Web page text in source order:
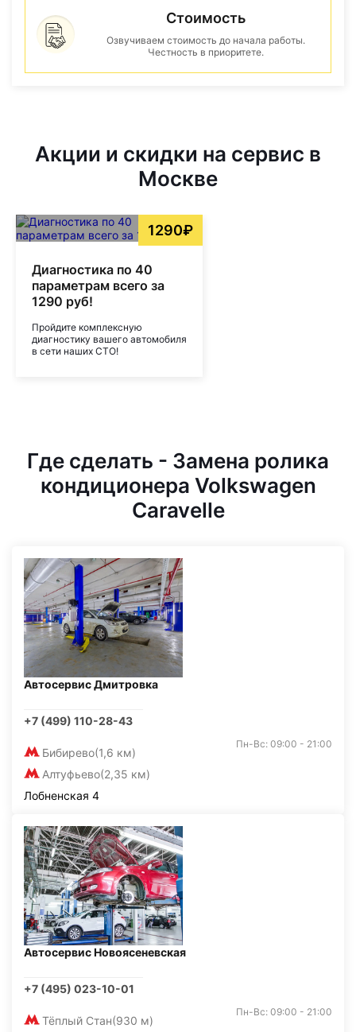
Стоимость
Озвучиваем стоимость до начала работы.
Честность в приоритете.
Акции и скидки на сервис в
Москве
1290₽
Диагностика по 40
параметрам всего за
1290 руб!
Пройдите комплексную
диагностику вашего автомобиля
в сети наших СТО!
Где сделать - Замена ролика
кондиционера Volkswagen
Caravelle
Автосервис Дмитровка
+7 (499) 110-28-43
Бибирево(1,6 км)
Алтуфьево(2,35 км)
Пн-Вс: 09:00 - 21:00
Лобненская 4
Автосервис Новоясеневская
+7 (495) 023-10-01
Тёплый Стан(930 м)
Пн-Вс: 09:00 - 21:00